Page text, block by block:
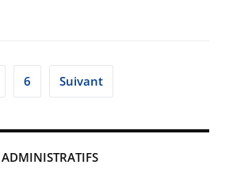
6 Suivant